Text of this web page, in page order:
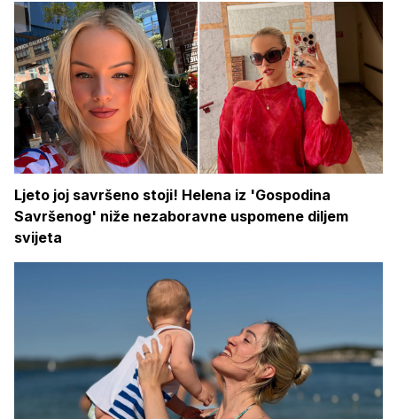
Ljeto joj savršeno stoji! Helena iz 'Gospodina
Savršenog' niže nezaboravne uspomene diljem
svijeta